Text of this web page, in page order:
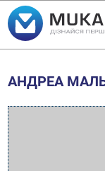
АНДРЕА